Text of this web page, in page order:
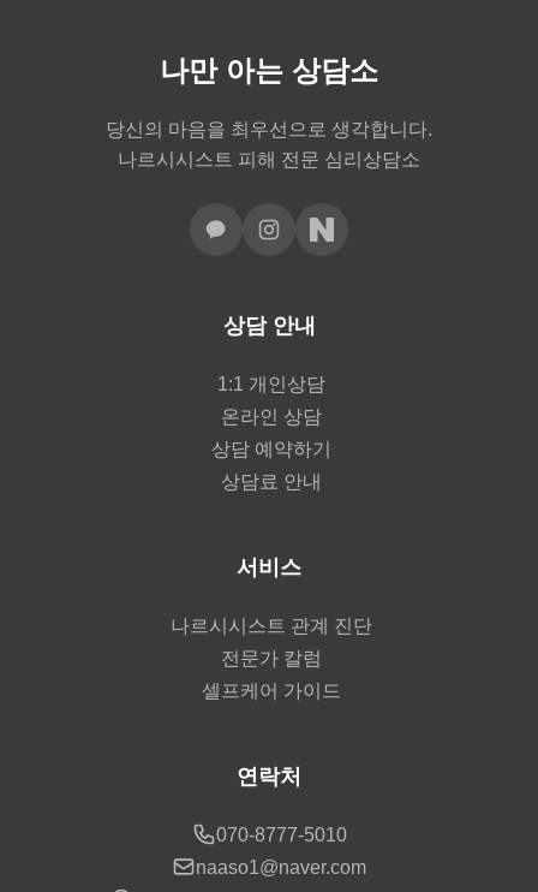
나만 아는 상담소
당신의 마음을 최우선으로 생각합니다.
나르시시스트 피해 전문 심리상담소
상담 안내
1:1 개인상담
온라인 상담
상담 예약하기
상담료 안내
서비스
나르시시스트 관계 진단
전문가 칼럼
셀프케어 가이드
연락처
070-8777-5010
naaso1@naver.com